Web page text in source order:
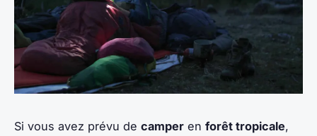
Si vous avez prévu de camper en forêt tropicale,